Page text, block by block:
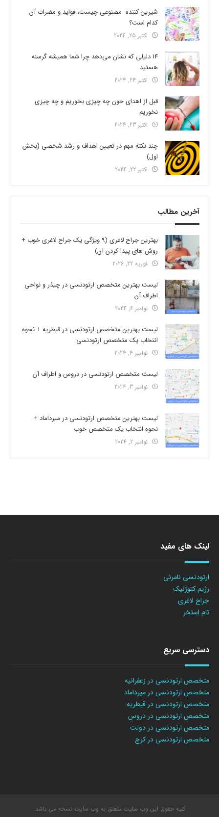
شیرین کننده مصنوعی چیست، فواید و مضرات آن
کدام است؟
اکتبر 25, 2024
14 دلیلی که نشان می‌دهد چرا شما همیشه گرسنه
هستید
اکتبر 24, 2024
قبل از اهدای خون چه چیزی بخوریم و چه چیزی
نخوریم
اکتبر 23, 2024
چند نکته مهم در تعیین اهداف و رشد شخصی (بخش
اول)
اکتبر 22, 2024
آخرین مطالب
بهترین جراح لاغری (9 ویژگی یک جراح لاغری خوب +
روش های پیدا کردن آن)
فوریه 22, 2026
لیست بهترین متخصص ارتودنسی در چیذر و نواحی
اطراف آن
نوامبر 6, 2024
لیست بهترین متخصص ارتودنسی در قیطریه + نحوه
انتخاب یک متخصص ارتودنسی
نوامبر 4, 2024
لیست متخصص ارتودنسی در دروس و اطراف آن
نوامبر 3, 2024
لیست بهترین متخصص ارتودنسی در میرداماد +
نحوه انتخاب یک متخصص خوب
نوامبر 2, 2024
لینک های مفید
ارتودنسی نامرئی
رژیم کتوژنیک
جراح لاغری
تام استخر
دسترسی سریع
متخصص ارتودنسی در زعفرانیه
متخصص ارتودنسی در میرداماد
متخصص ارتودنسی در قیطریه
متخصص ارتودنسی در دروس
متخصص ارتودنسی در دولت
متخصص ارتودنسی در کرج
کلیه حقوق این وب سایت متعلق به وب سایت نسخه می باشد.